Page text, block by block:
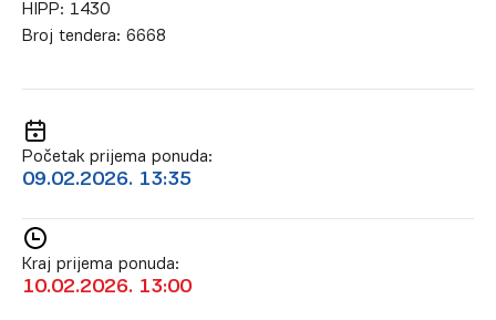
HIPP: 1430
Broj tendera: 6668
Početak prijema ponuda:
09.02.2026. 13:35
Kraj prijema ponuda:
10.02.2026. 13:00